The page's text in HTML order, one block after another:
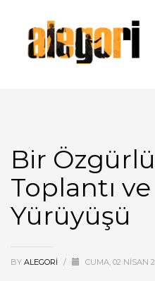
Bir
Toplantı
Yürüyüşü
BY ALEGORI / CUMA, 02 NISAN